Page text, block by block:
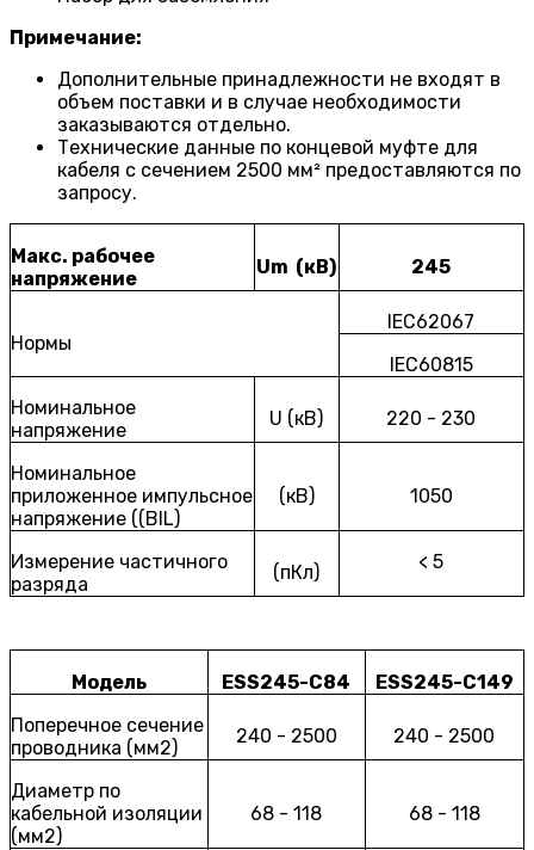
Примечание:
Дополнительные принадлежности не входят в
объем поставки и в случае необходимости
заказываются отдельно.
Технические данные по концевой муфте для
кабеля с сечением 2500 мм² предоставляются по
запросу.
Макс. рабочее
напряжение
Um (кВ) 245
Нормы
IEC62067
IEC60815
Номинальное
напряжение
U (кВ) 220 - 230
Номинальное
приложенное импульсное
напряжение ((BIL)
(кВ) 1050
Измерение частичного
разряда
(пКл) < 5
Модель ESS245-C84
ESS245-C149
Поперечное сечение
проводника (мм2)
240 - 2500 240 - 2500
Диаметр по
кабельной изоляции
(мм2)
68 - 118 68 - 118